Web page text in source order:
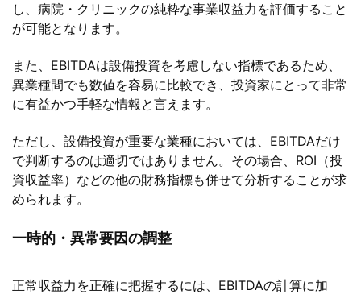
し、病院・クリニックの純粋な事業収益力を評価すること
が可能となります。
また、EBITDAは設備投資を考慮しない指標であるため、
異業種間でも数値を容易に比較でき、投資家にとって非常
に有益かつ手軽な情報と言えます。
ただし、設備投資が重要な業種においては、EBITDAだけ
で判断するのは適切ではありません。その場合、ROI（投
資収益率）などの他の財務指標も併せて分析することが求
められます。
一時的・異常要因の調整
正常収益力を正確に把握するには、EBITDAの計算に加